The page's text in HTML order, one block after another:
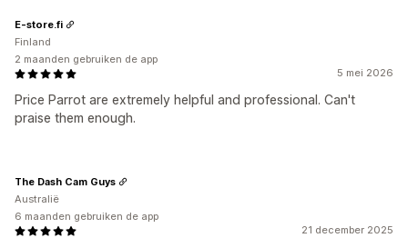
5 mei 2026
Price Parrot are extremely helpful and professional. Can't
praise them enough.
E-store.fi
Finland
2 maanden gebruiken de app
21 december 2025
The Dash Cam Guys
Australië
6 maanden gebruiken de app